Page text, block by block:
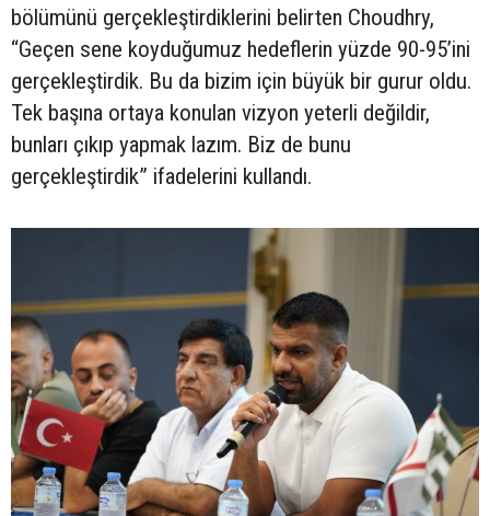
bölümünü gerçekleştirdiklerini belirten Choudhry,
“Geçen sene koyduğumuz hedeflerin yüzde 90-95’ini
gerçekleştirdik. Bu da bizim için büyük bir gurur oldu.
Tek başına ortaya konulan vizyon yeterli değildir,
bunları çıkıp yapmak lazım. Biz de bunu
gerçekleştirdik” ifadelerini kullandı.